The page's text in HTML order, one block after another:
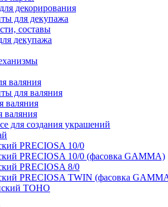
декорирования
для декупажа
составы
декупажа
валяния
для валяния
валяния
валяния
для создания украшений
PRECIOSA 10/0
PRECIOSA 10/0 (фасовка GAMMA)
PRECIOSA 8/0
PRECIOSA TWIN (фасовка
TOHO